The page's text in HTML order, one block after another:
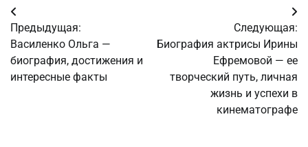
Навигация
по
записям
Предыдущая:
Василенко Ольга —
биография, достижения и
интересные факты
Следующая:
Биография актрисы Ирины
Ефремовой — ее
творческий путь, личная
жизнь и успехи в
кинематографе